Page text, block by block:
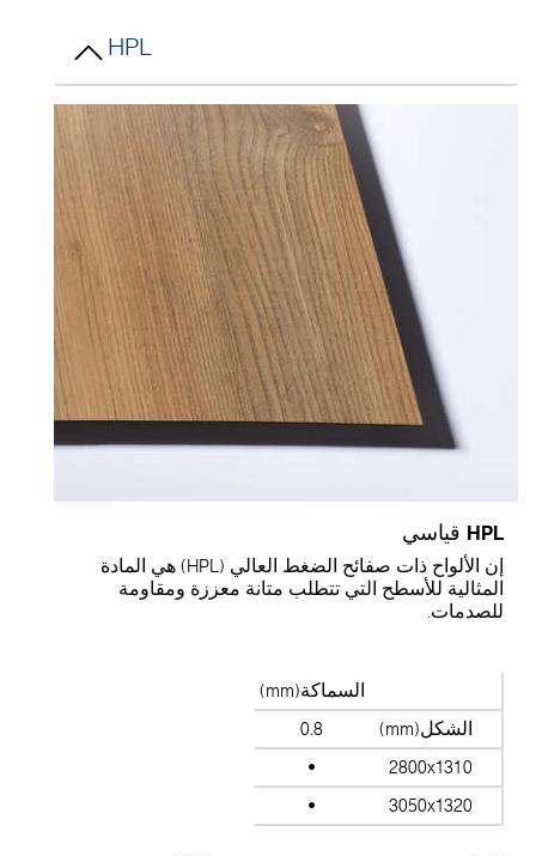
HPL
HPL قياسي
إن الألواح ذات صفائح الضغط العالي (HPL) هي المادة
المثالية للأسطح التي تتطلب متانة معززة ومقاومة
للصدمات.
السماكة(mm)
الشكل(mm)
0.8
2800x1310
3050x1320